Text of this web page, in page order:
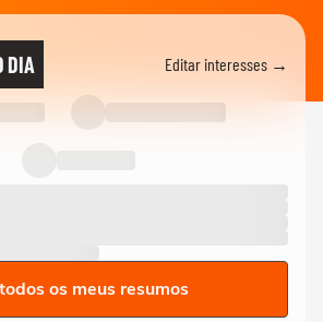
DIA Editar interesses →
os meus resumos